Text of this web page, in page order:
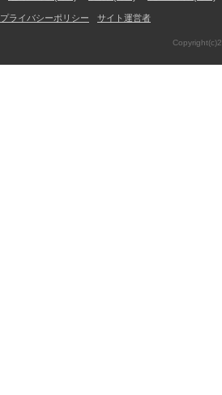
プライバシーポリシー サイト運営者